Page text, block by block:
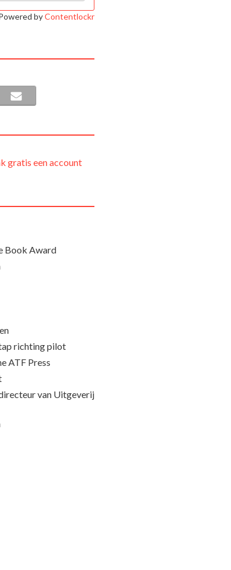
byContentlockr
gratis een account
Book Award
richting pilot
ATF Press
van Uitgeverij